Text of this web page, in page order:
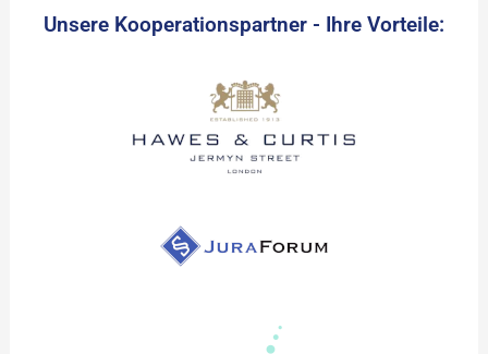
Unsere Kooperationspartner - Ihre Vorteile: